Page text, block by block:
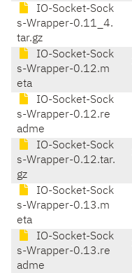
IO-Socket-Sock
s-Wrapper-0.11_4.
tar.gz
IO-Socket-Sock
s-Wrapper-0.12.m
eta
IO-Socket-Sock
s-Wrapper-0.12.re
adme
IO-Socket-Sock
s-Wrapper-0.12.tar.
gz
IO-Socket-Sock
s-Wrapper-0.13.m
eta
IO-Socket-Sock
s-Wrapper-0.13.re
adme